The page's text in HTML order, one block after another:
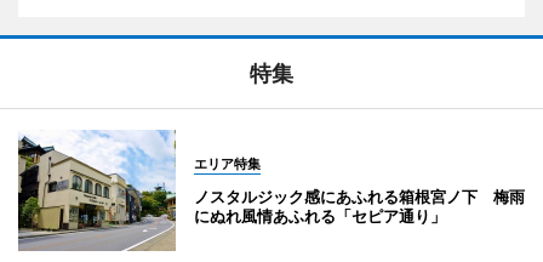
特集
エリア特集
ノスタルジック感にあふれる箱根宮ノ下 梅雨
にぬれ風情あふれる「セピア通り」